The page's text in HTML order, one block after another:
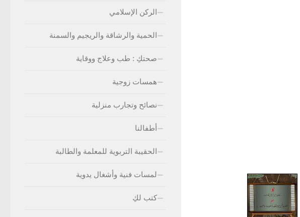
الركن الإسلامي
الحمية والرشاقة والريجيم والسمنة
صحتكِ : طب وعلاج ووقاية
همسات زوجية
نصائح وتجارب منزلية
أطفالنا
الحقيبة التربوية للمعلمة والطالبة
لمسات فنية وأشغال يدوية
كتب لكِ